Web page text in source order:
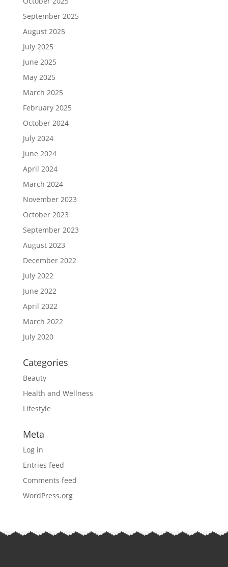
September 2025
August 2025
July 2025
June 2025
May 2025
March 2025
February 2025
October 2024
July 2024
June 2024
April 2024
March 2024
November 2023
October 2023
September 2023
August 2023
December 2022
July 2022
June 2022
April 2022
March 2022
July 2020
Categories
Beauty
Health and Wellness
Lifestyle
Meta
Log in
Entries feed
Comments feed
WordPress.org